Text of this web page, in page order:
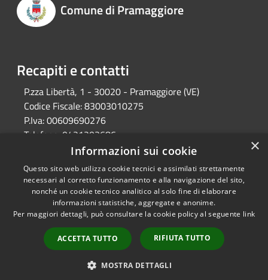
Comune di Pramaggiore
Recapiti e contatti
P.zza Libertà, 1 - 30020 - Pramaggiore (VE)
Codice Fiscale:83003010275
P.Iva:00609690276
Telefono: 0421203686
protocollo@comune.pramaggiore.ve.it
Pec:
protocollo.comune.pramaggiore.ve@pecveneto.it
Accessibilità
Copyright © 2026 • Comune di
Pramaggiore • Powered by
Municipium•
Accesso
redazione
×
Informazioni sui cookie
Questo sito web utilizza cookie tecnici e assimilati strettamente
necessari al corretto funzionamento e alla navigazione del sito,
nonché un cookie tecnico analitico al solo fine di elaborare
informazioni statistiche, aggregate e anonime.
Per maggiori dettagli, può consultare la cookie policy al seguente link
ACCETTA TUTTO RIFIUTA TUTTO
MOSTRA DETTAGLI